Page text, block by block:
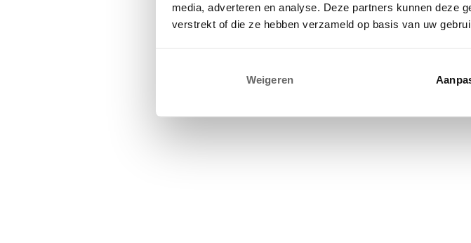
media, adverteren en analyse. Deze partners kunnen deze
verstrekt of die ze hebben verzameld op basis van uw
Weigeren